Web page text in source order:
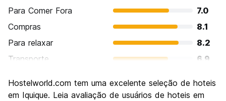
Para Comer Fora
7.0
Compras
8.1
Para relaxar
8.2
Transporte
6.9
Cultura
6.8
Hostelworld.com tem uma excelente seleção de hoteis
em Iquique. Leia avaliação de usuários de hoteis em